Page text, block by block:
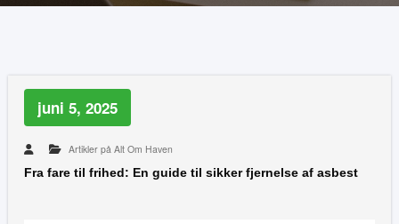
juni 5, 2025
Artikler på Alt Om Haven
Fra fare til frihed: En guide til sikker fjernelse af asbest